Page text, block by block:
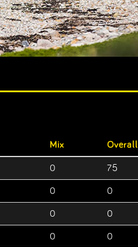
Mix Overall
0 75
0 0
0 0
0 0